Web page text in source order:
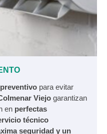
para evitar
Viejo garantizan
en perfectas
técnico
seguridad y un